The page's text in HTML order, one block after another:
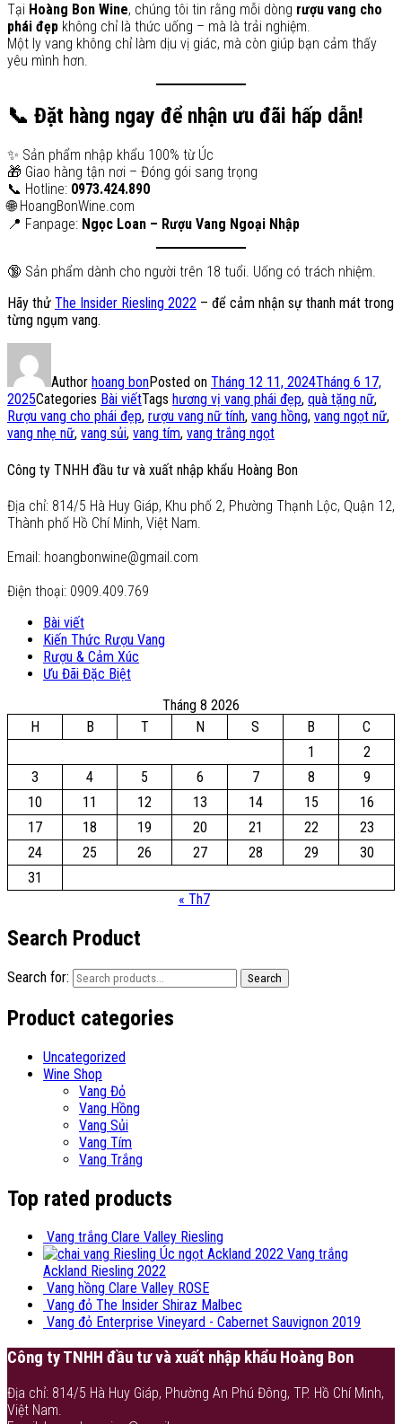
Tại Hoàng Bon Wine, chúng tôi tin rằng mỗi dòng rượu vang cho
phái đẹp không chỉ là thức uống – mà là trải nghiệm.
Một ly vang không chỉ làm dịu vị giác, mà còn giúp bạn cảm thấy
yêu mình hơn.
📞 Đặt hàng ngay để nhận ưu đãi hấp dẫn!
✨ Sản phẩm nhập khẩu 100% từ Úc
🎁 Giao hàng tận nơi – Đóng gói sang trọng
📞 Hotline: 0973.424.890
🌐 HoangBonWine.com
📍 Fanpage: Ngọc Loan – Rượu Vang Ngoại Nhập
🔞 Sản phẩm dành cho người trên 18 tuổi. Uống có trách nhiệm.
Hãy thử The Insider Riesling 2022 – để cảm nhận sự thanh mát trong
từng ngụm vang.
Author hoang bonPosted on Tháng 12 11, 2024Tháng 6 17,
2025Categories Bài viếtTags hương vị vang phái đẹp, quà tặng nữ,
Rượu vang cho phái đẹp, rượu vang nữ tính, vang hồng, vang ngọt nữ,
vang nhẹ nữ, vang sủi, vang tím, vang trắng ngọt
Công ty TNHH đầu tư và xuất nhập khẩu Hoàng Bon
Địa chỉ: 814/5 Hà Huy Giáp, Khu phố 2, Phường Thạnh Lộc, Quận 12,
Thành phố Hồ Chí Minh, Việt Nam.
Email: hoangbonwine@gmail.com
Điện thoại: 0909.409.769
Bài viết
Kiến Thức Rượu Vang
Rượu & Cảm Xúc
Ưu Đãi Đặc Biệt
Tháng 8 2026
H
B T N S B
C
1
2
3
4 5 6 7 8
9
10
11 12 13 14 15
16
17
18 19 20 21 22
23
24
25 26 27 28 29
30
31
« Th7
Search Product
Search for: Search
Product categories
Uncategorized
Wine Shop
Vang Đỏ
Vang Hồng
Vang Sủi
Vang Tím
Vang Trắng
Top rated products
Vang trắng Clare Valley Riesling
Vang trắng
Ackland Riesling 2022
Vang hồng Clare Valley ROSE
Vang đỏ The Insider Shiraz Malbec
Vang đỏ Enterprise Vineyard - Cabernet Sauvignon 2019
Công ty TNHH đầu tư và xuất nhập khẩu Hoàng Bon
Địa chỉ: 814/5 Hà Huy Giáp, Phường An Phú Đông, TP. Hồ Chí Minh,
Việt Nam.